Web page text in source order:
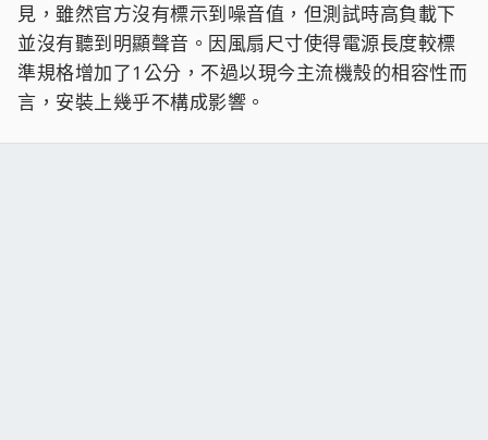
見，雖然官方沒有標示到噪音值，但測試時高負載下
並沒有聽到明顯聲音。因風扇尺寸使得電源長度較標
準規格增加了1公分，不過以現今主流機殼的相容性而
言，安裝上幾乎不構成影響。